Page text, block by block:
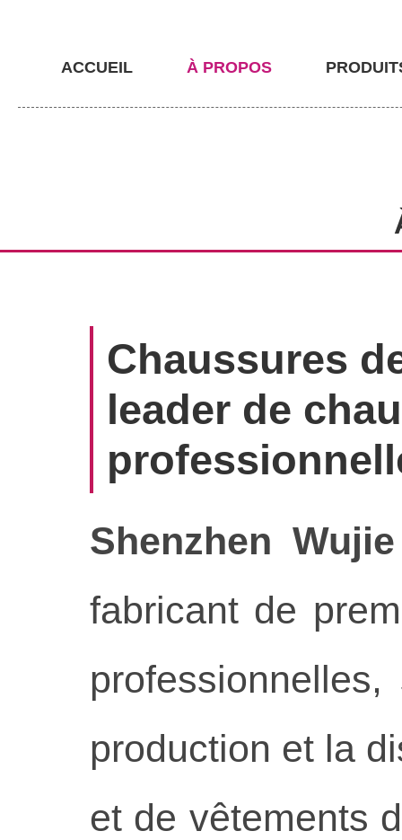
ACCUEIL À PROPOS
Chaussures
leader de
Shenzhen
fabricant de
production et la
et de vêtements